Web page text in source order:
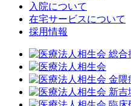
入院について
在宅サービスについて
採用情報